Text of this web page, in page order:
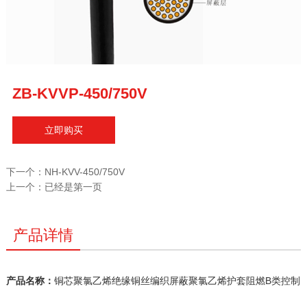
ZB-KVVP-450/750V
立即购买
下一个： NH-KVV-450/750V
上一个： 已经是第一页
产品详情
产品名称： 铜芯聚氯乙烯绝缘铜丝编织屏蔽聚氯乙烯护套阻燃B类控制